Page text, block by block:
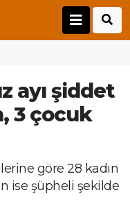
ayı şiddet
3 çocuk
göre 28 kadın
ise şüpheli şekilde